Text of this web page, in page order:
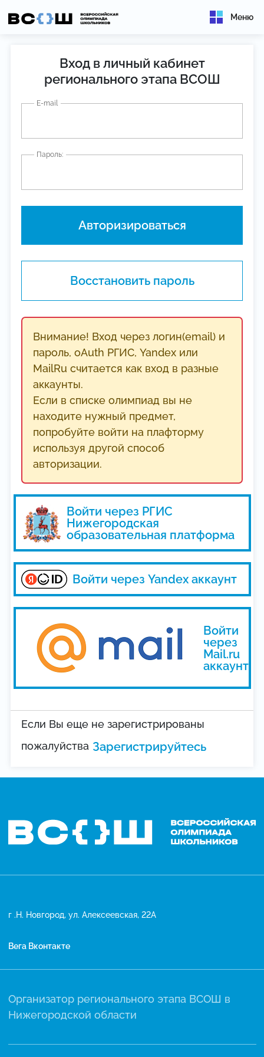
Меню
Вход в личный кабинет
регионального этапа ВСОШ
E-mail
Пароль:
Восстановить пароль
Внимание! Вход через логин(email) и
пароль, oAuth РГИС, Yandex или
MailRu считается как вход в разные
аккаунты.
Если в списке олимпиад вы не
находите нужный предмет,
попробуйте войти на плафторму
используя другой способ
авторизации.
Войти через РГИС
Нижегородская
образовательная платформа
Войти через Yandex аккаунт
Войти
через
Mail.ru
аккаунт
Если Вы еще не зарегистрированы
пожалуйства Зарегистрируйтесь
г .Н. Новгород, ул. Алексеевская, 22А
Вега Вконтакте
Организатор регионального этапа ВСОШ в
Нижегородской области